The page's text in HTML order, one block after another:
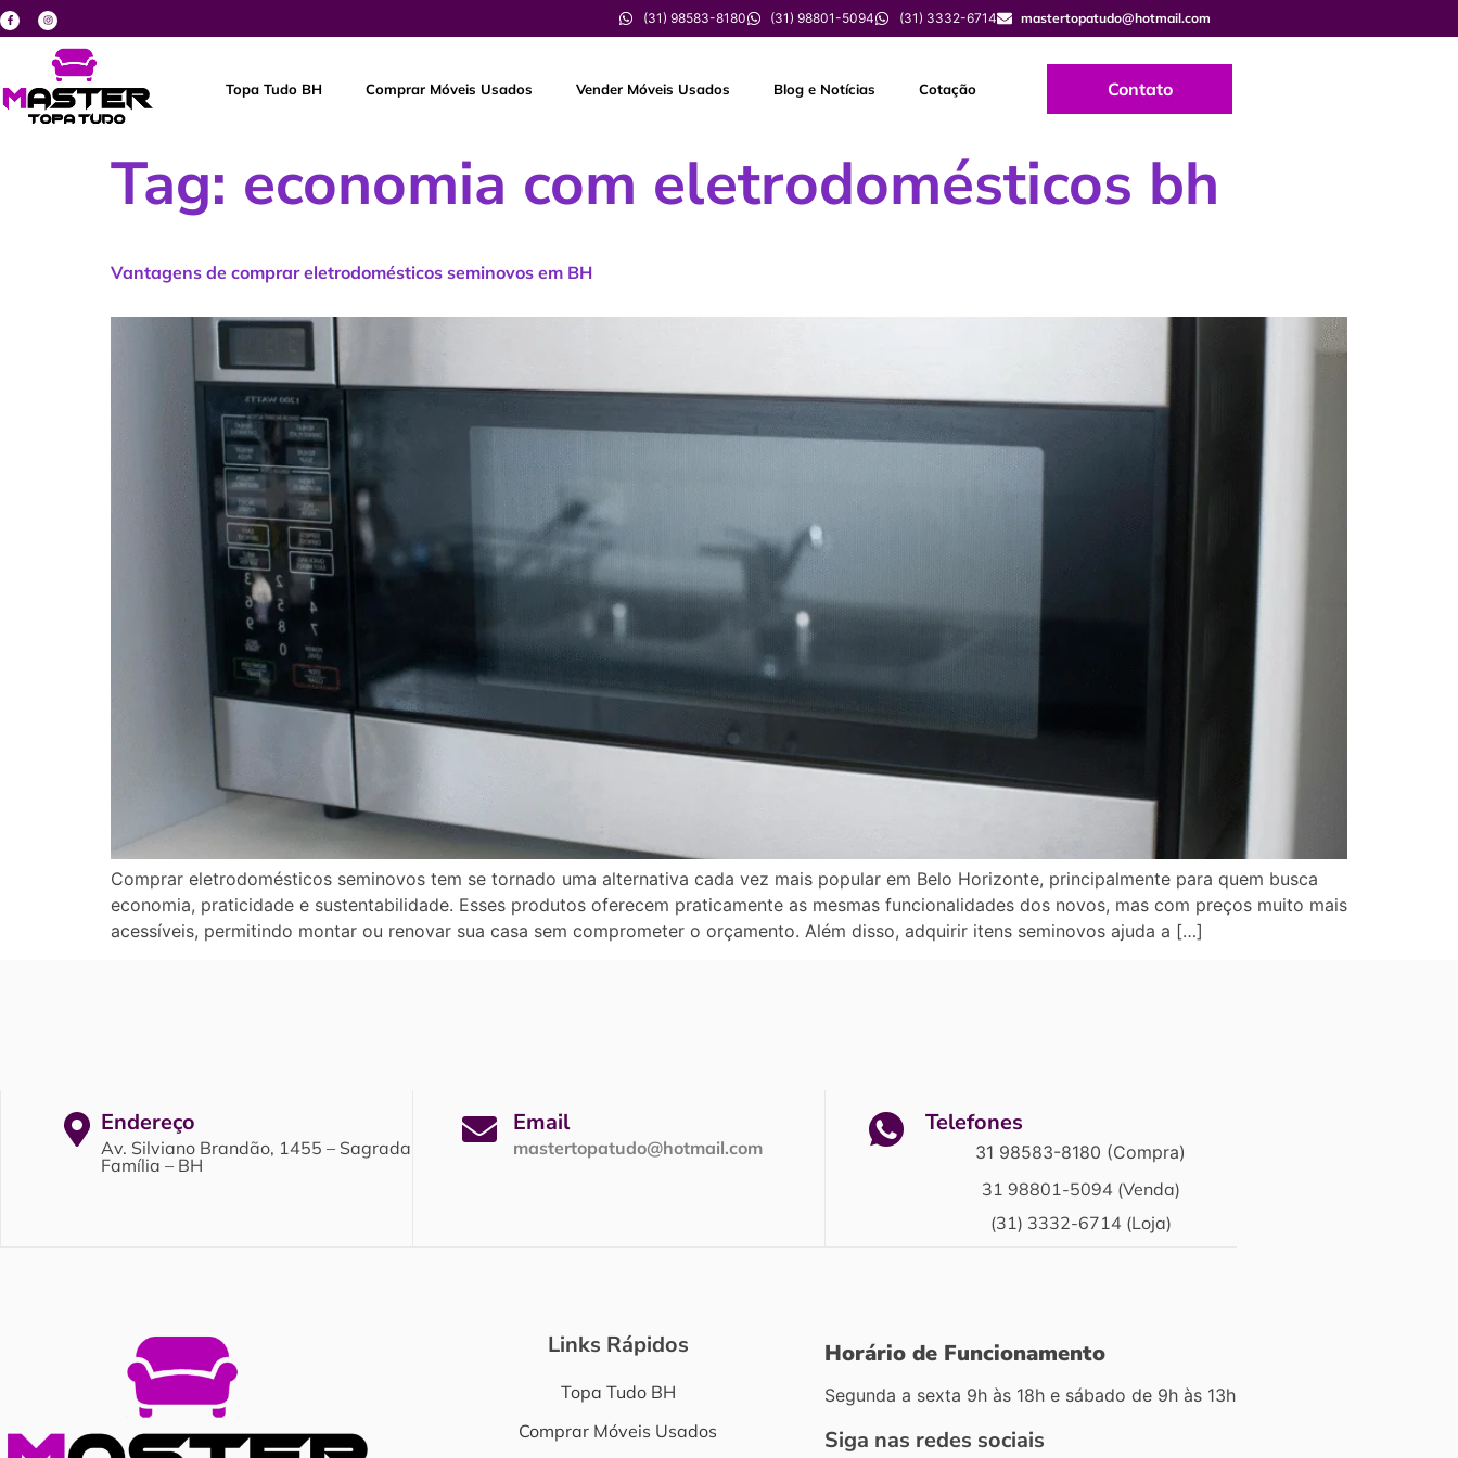
(31) 98583-8180 (31) 98801-5094 (31) 3332-6714 mastertopatudo@hotmail.com
Topa Tudo BH Comprar Móveis Usados Vender Móveis Usados Blog e Notícias Cotação Contato
Tag: economia com eletrodomésticos bh
Vantagens de comprar eletrodomésticos seminovos em BH
Comprar eletrodomésticos seminovos tem se tornado uma alternativa cada vez mais popular em Belo Horizonte, principalmente para quem busca
economia, praticidade e sustentabilidade. Esses produtos oferecem praticamente as mesmas funcionalidades dos novos, mas com preços muito mais
acessíveis, permitindo montar ou renovar sua casa sem comprometer o orçamento. Além disso, adquirir itens seminovos ajuda a […]
Endereço
Av. Silviano Brandão, 1455 – Sagrada
Família – BH
Email
mastertopatudo@hotmail.com
Telefones
31 98583-8180 (Compra)
31 98801-5094 (Venda)
(31) 3332-6714 (Loja)
Links Rápidos
Topa Tudo BH
Comprar Móveis Usados
Horário de Funcionamento
Segunda a sexta 9h às 18h e sábado de 9h às 13h
Siga nas redes sociais